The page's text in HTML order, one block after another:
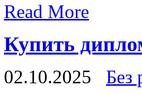
Read More
Купить
02.10.2025
Без